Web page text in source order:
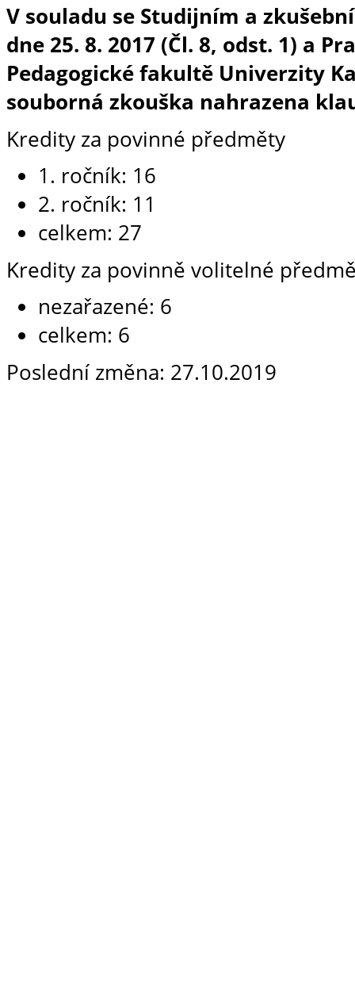
V souladu se Studijním a
dne 25. 8. 2017 (Čl. 8, odst. 1) a
Pedagogické fakultě Univerzity
souborná zkouška nahrazena
Kredity za povinné předměty
1. ročník: 16
2. ročník: 11
celkem: 27
Kredity za povinně volitelné
nezařazené: 6
celkem: 6
Poslední změna: 27.10.2019